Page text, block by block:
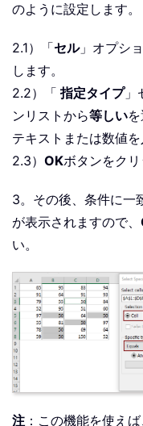
のように設定します。
2.1）「セル」オプシ
します。
2.2）「 指定タイプ」
ンリストから等しい
テキストまたは数値を
2.3） OKボタンをクリ
3。その後、条件に一
が表示されますので、
い。
注 ：この機能を使え